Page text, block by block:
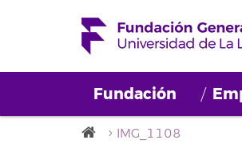
Fundación
IMG_1108